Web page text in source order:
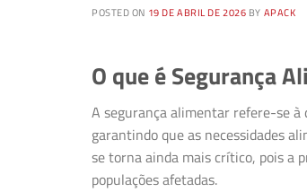
POSTED ON 19 DE ABRIL DE 2026 BY APACK
O que é Segurança
A segurança alimentar refere-se à
garantindo que as necessidades
se torna ainda mais crítico, pois a
populações afetadas.